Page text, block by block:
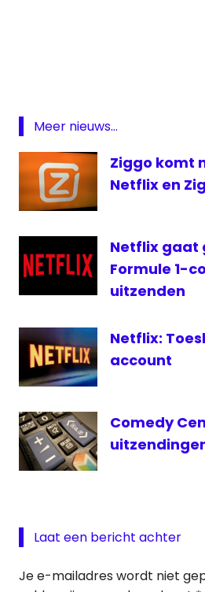
Opsporing
Meer nieuws...
Ziggo komt
Netflix en
Netflix gaat
Formule 1-
uitzenden
Netflix:
account
Comedy
Laat een bericht achter
Je e-mailadres wordt niet